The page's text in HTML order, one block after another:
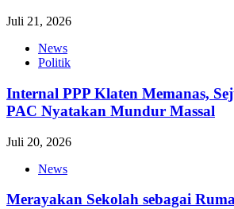
Juli 21, 2026
News
Politik
Internal PPP Klaten Memanas,
PAC Nyatakan Mundur Massal
Juli 20, 2026
News
Merayakan Sekolah sebagai